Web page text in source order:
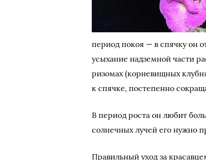
период покоя — в спячку он
усыхание надземной части
ризомах (корневищных
к спячке, постепенно
В период роста он любит
солнечных лучей его нужно
Правильный уход за